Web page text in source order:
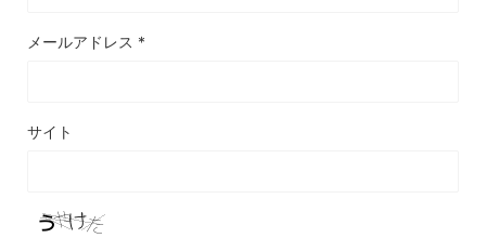
メールアドレス *
サイト